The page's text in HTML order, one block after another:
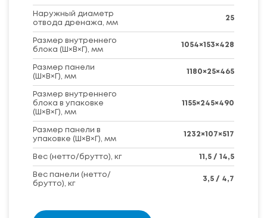
Наружный диаметр
отвода дренажа, мм
25
Размер внутреннего
блока (Ш×В×Г), мм
1054×153×428
Размер панели
(Ш×В×Г), мм
1180×25×465
Размер внутреннего
блока в упаковке
(Ш×В×Г), мм
1155×245×490
Размер панели в
упаковке (Ш×В×Г), мм
1232×107×517
Вес (нетто/брутто), кг 11,5 / 14,5
Вес панели (нетто/
брутто), кг
3,5 / 4,7